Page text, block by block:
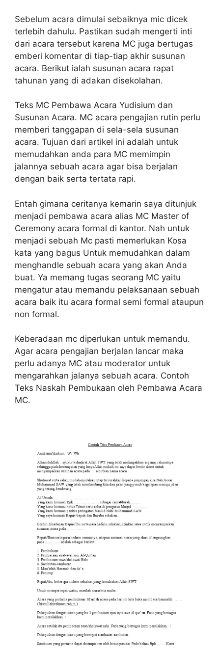
Sebelum acara dimulai sebaiknya mic dicek
terlebih dahulu. Pastikan sudah mengerti inti
dari acara tersebut karena MC juga bertugas
emberi komentar di tiap-tiap akhir susunan
acara. Berikut ialah susunan acara rapat
tahunan yang di adakan disekolahan.
Teks MC Pembawa Acara Yudisium dan
Susunan Acara. MC acara pengajian rutin perlu
memberi tanggapan di sela-sela susunan
acara. Tujuan dari artikel ini adalah untuk
memudahkan anda para MC memimpin
jalannya sebuah acara agar bisa berjalan
dengan baik serta tertata rapi.
Entah gimana ceritanya kemarin saya ditunjuk
menjadi pembawa acara alias MC Master of
Ceremony acara formal di kantor. Nah untuk
menjadi sebuah Mc pasti memerlukan Kosa
kata yang bagus Untuk memudahkan dalam
menghandle sebuah acara yang akan Anda
buat. Ya memang tugas seorang MC yaitu
mengatur atau memandu pelaksanaan sebuah
acara baik itu acara formal semi formal ataupun
non formal.
Keberadaan mc diperlukan untuk memandu.
Agar acara pengajian berjalan lancar maka
perlu adanya MC atau moderator untuk
mengarahkan jalanya sebuah acara. Contoh
Teks Naskah Pembukaan oleh Pembawa Acara
MC.